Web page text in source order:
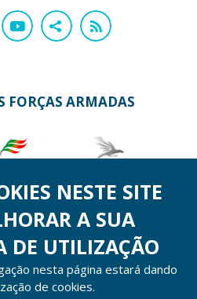
FORÇAS ARMADAS
Recursos da Defesa Nacional 2026
NESTE SITE
A SUA
DE UTILIZAÇÃO
nesta página estará dando
de cookies.